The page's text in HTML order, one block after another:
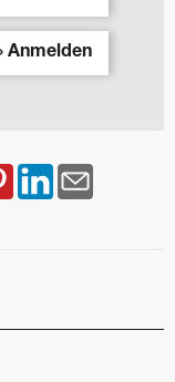
Anmelden